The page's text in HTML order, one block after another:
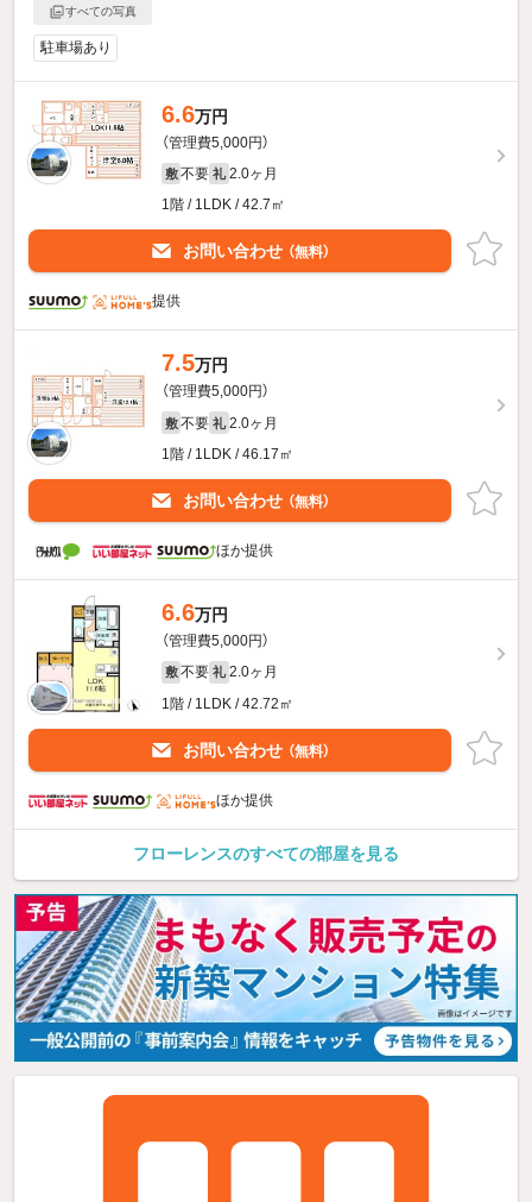
すべての写真
駐車場あり
6.6万円
（管理費5,000円）
敷 不要 礼 2.0ヶ月
1階 / 1LDK / 42.7㎡
お問い合わせ （無料）
提供
7.5万円
（管理費5,000円）
敷 不要 礼 2.0ヶ月
1階 / 1LDK / 46.17㎡
お問い合わせ （無料）
ほか提供
6.6万円
（管理費5,000円）
敷 不要 礼 2.0ヶ月
1階 / 1LDK / 42.72㎡
お問い合わせ （無料）
ほか提供
フローレンスのすべての部屋を見る